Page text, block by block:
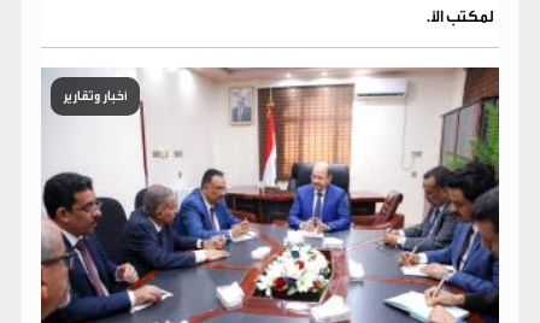
لمكتب الأ.
أخبار وتقارير